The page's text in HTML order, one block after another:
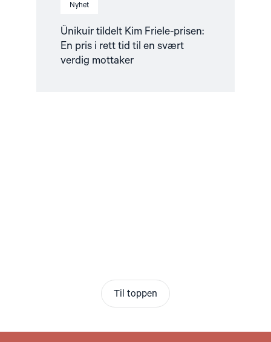
Nyhet
Ünikuir tildelt Kim Friele-prisen:
En pris i rett tid til en svært
verdig mottaker
Til toppen